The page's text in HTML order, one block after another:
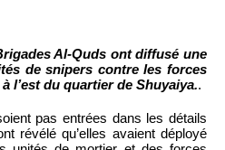
Al-Quds ont diffusé une
de snipers contre les forces
l’est du quartier de Shuyaiya..
pas entrées dans les détails
révélé qu’elles avaient déployé